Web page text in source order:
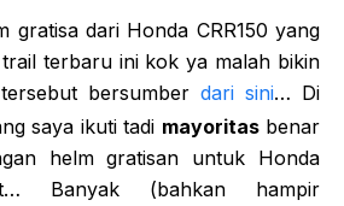
gratisa dari Honda CRR150 yang
terbaru ini kok ya malah bikin
bersumberdari sini… Di
saya ikuti tadi mayoritasbenar
helm gratisan untuk Honda
Banyak (bahkan hampir